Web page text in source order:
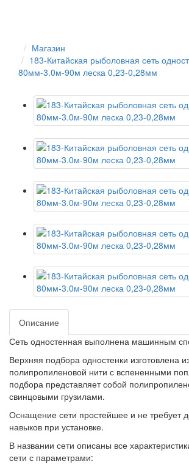
Магазин
183-Китайская рыболовная сеть
80мм-3.0м-90м леска 0,23-0,28мм
Описание
Сеть одностенная выполнена машинным
Верхняя подбора одностенки изготовлена
полипропиленовой нити с вспененными
подбора представляет собой
свинцовыми грузилами.
Оснащение сети простейшее и не требует
навыков при установке.
В названии сети описаны все
сети с параметрами: